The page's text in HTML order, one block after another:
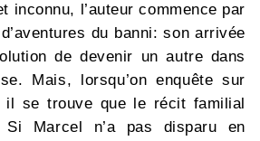
inconnu, l’auteur commence par
du banni: son arrivée
de devenir un autre dans
Mais, lorsqu’on enquête sur
il se trouve que le récit familial
Si Marcel n’a pas disparu en